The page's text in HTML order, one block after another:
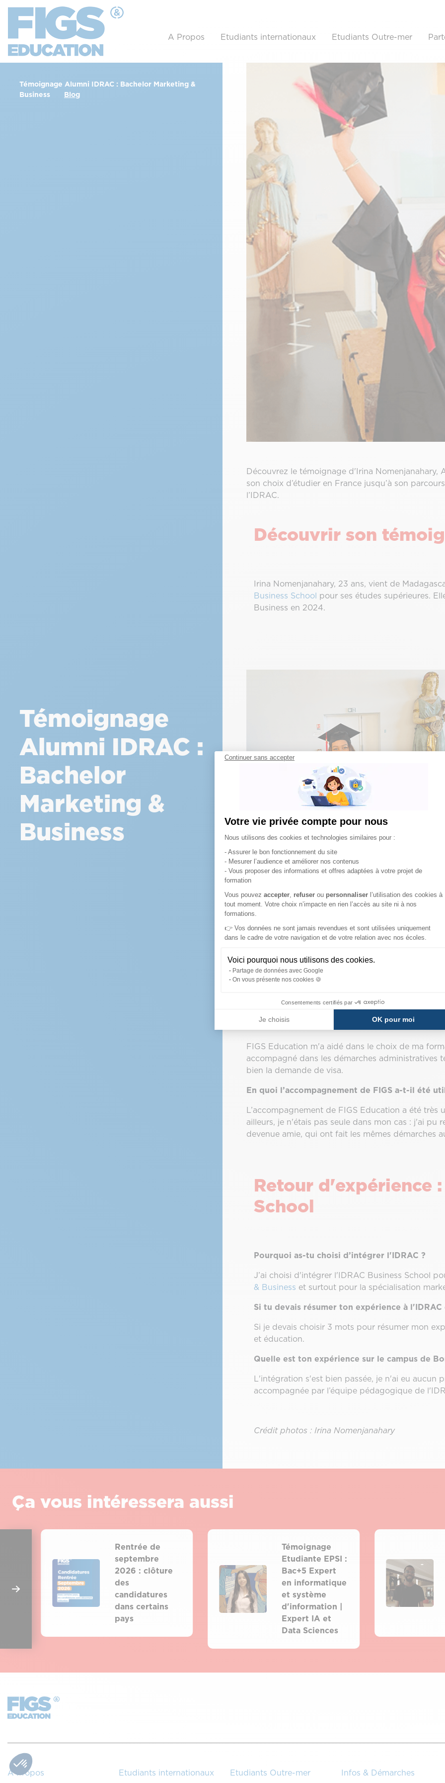
Continuer sans accepter
Votre vie privée compte pour nous
Plateforme de Gestion du Consentement :
Nous utilisons des cookies et technologies similaires pour :
- Assurer le bon fonctionnement du site
- Mesurer l’audience et améliorer nos contenus
- Vous proposer des informations et offres adaptées à votre projet de
formation
Vous pouvez accepter refuser ou personnaliser l’utilisation des cookies à
tout moment. Votre choix n’impacte en rien l’accès au site ni à nos
formations.
👉 Vos données ne sont jamais revendues et sont utilisées uniquement
dans le cadre de votre navigation et de votre relation avec nos écoles.
Voici pourquoi nous utilisons des cookies.
Partage de données avec Google
On vous présente nos cookies 🍪
Consentements certifiés par
Je choisis OK pour moi
A Propos Etudiants internationaux Etudiants Outre-mer
Témoignage Alumni IDRAC : Bachelor Marketing &
Business
Blog
Témoignage
Alumni IDRAC :
Bachelor
Marketing &
Business
Découvrez le témoignage d'Irina
son choix d’étudier en France jusqu’à son
l’IDRAC.
Découvrir son
Irina Nomenjanahary, 23 ans, vient de
Business School
pour ses études supérieures.
Business en 2024.
Retour d'expérience :
FIGS Education
Qu’est-ce qui t’a motivé à choisir la France
J'ai choisi d'étudier en France car, en tant que
facile de suivre des cours en français que dans
Peux-tu nous raconter comment FIGS t’a aidé
FIGS Education m'a aidé dans le choix de ma
accompagné dans les démarches administratives
bien la demande de visa.
En quoi l’accompagnement de FIGS a-t-il été
L’accompagnement de FIGS Education a été très
ailleurs, je n'étais pas seule dans mon cas : j'ai pu
devenue amie, qui ont fait les mêmes démarches
Retour d'expérience
School
Pourquoi as-tu choisi d’intégrer l'IDRAC ?
J’ai choisi d'intégrer l'IDRAC Business School
& Business et surtout pour la spécialisation
Si tu devais résumer ton expérience à
Si je devais choisir 3 mots pour résumer mon
et éducation.
Quelle est ton expérience sur le campus de
L'intégration s'est bien passée, je n'ai eu aucun
accompagnée par l’équipe pédagogique de
Crédit photos : Irina Nomenjanahary
Ça vous intéressera aussi
Rentrée de
septembre
2026 : clôture
des
candidatures
dans certains
pays
Témoignage
Etudiante EPSI :
Bac+5 Expert
en informatique
et système
d'information |
Expert IA et
Data Sciences
A Propos Etudiants internationaux Etudiants Outre-mer Infos & Démarches